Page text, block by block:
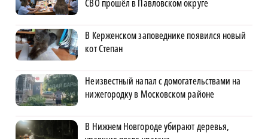
СВО прошёл в Павловском округе
В Керженском заповеднике появился новый
кот Степан
Неизвестный напал с домогательствами на
нижегородку в Московском районе
В Нижнем Новгороде убирают деревья,